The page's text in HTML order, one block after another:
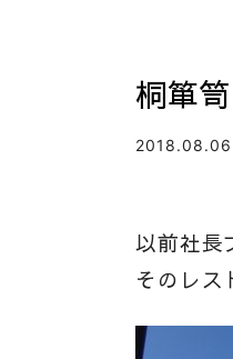
桐箪
2018.08.06
以前社長
そのレス